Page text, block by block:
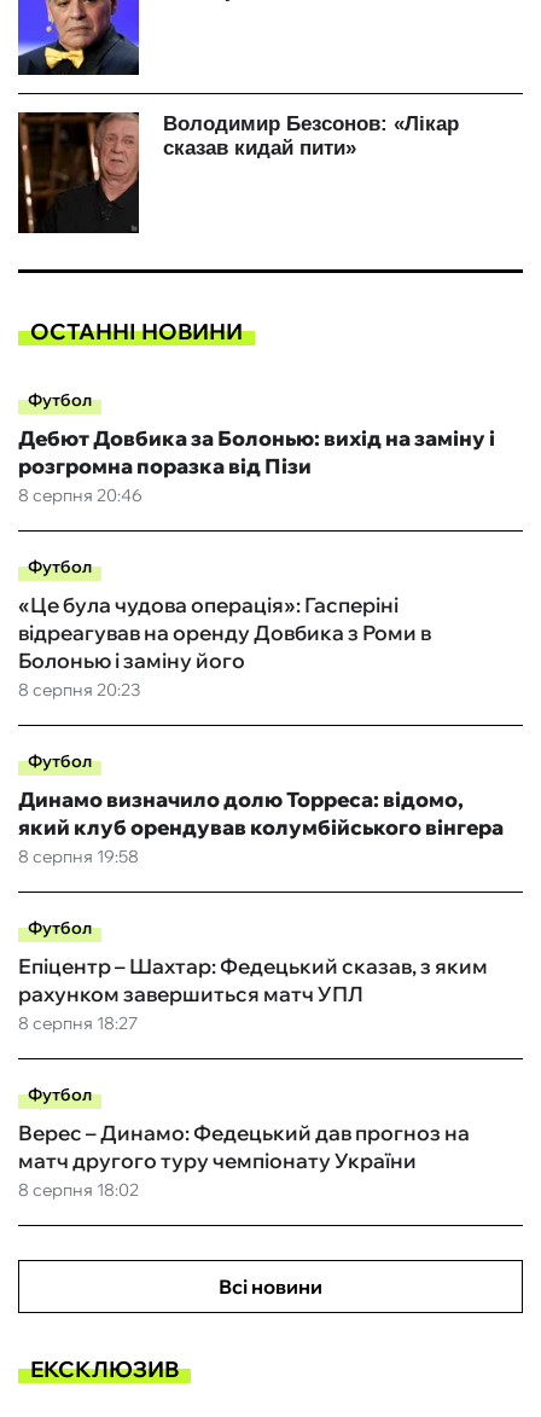
ОСТАННІ НОВИНИ
Футбол
8 серпня 20:46
Дебют Довбика за Болонью: вихід на заміну і
розгромна поразка від Пізи
Футбол
8 серпня 20:23
«Це була чудова операція»: Гасперіні
відреагував на оренду Довбика з Роми в
Болонью і заміну його
Футбол
8 серпня 19:58
Динамо визначило долю Торреса: відомо,
який клуб орендував колумбійського вінгера
Футбол
8 серпня 18:27
Епіцентр – Шахтар: Федецький сказав, з яким
рахунком завершиться матч УПЛ
Футбол
8 серпня 18:02
Верес – Динамо: Федецький дав прогноз на
матч другого туру чемпіонату України
Всі новини
ЕКСКЛЮЗИВ